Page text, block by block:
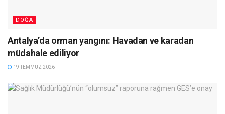
DOĞA
Antalya’da orman yangını: Havadan ve karadan
müdahale ediliyor
19 TEMMUZ 2026